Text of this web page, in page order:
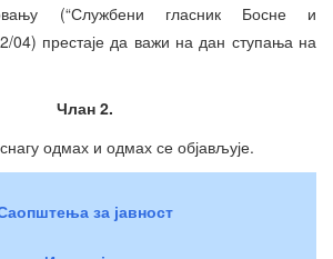
(“Службени гласник Босне и
04) престаје да важи на дан ступања на
Члан 2.
одмах и одмах се објављује.
за јавност